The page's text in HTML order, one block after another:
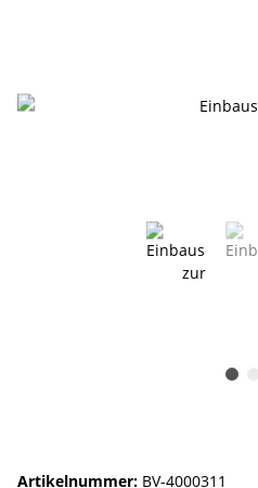
Artikelnummer: BV-4000311